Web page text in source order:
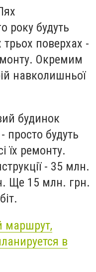
року будуть
поверхах -
Окремим
навколишньої
будинок
будуть
їх ремонту.
- 35 млн.
Ще 15 млн. грн.
маршрут,
в